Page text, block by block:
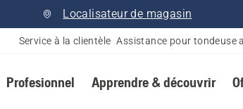
Localisateur de magasin
Service à la clientèle Assistance pour tondeuse
Profesionnel Apprendre & découvrir